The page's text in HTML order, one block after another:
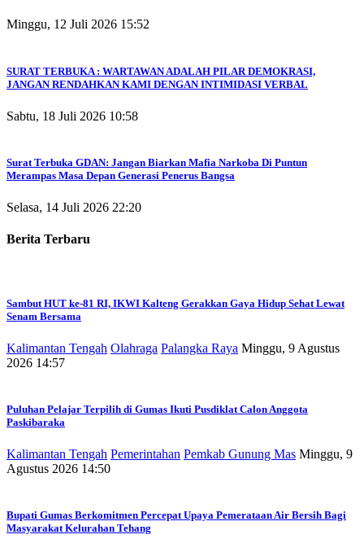
Minggu, 12 Juli 2026 15:52
SURAT TERBUKA : WARTAWAN ADALAH PILAR DEMOKRASI,
JANGAN RENDAHKAN KAMI DENGAN INTIMIDASI VERBAL
Sabtu, 18 Juli 2026 10:58
Surat Terbuka GDAN: Jangan Biarkan Mafia Narkoba Di Puntun
Merampas Masa Depan Generasi Penerus Bangsa
Selasa, 14 Juli 2026 22:20
Berita Terbaru
Sambut HUT ke-81 RI, IKWI Kalteng Gerakkan Gaya Hidup Sehat Lewat
Senam Bersama
Kalimantan Tengah Olahraga Palangka Raya Minggu, 9 Agustus
2026 14:57
Puluhan Pelajar Terpilih di Gumas Ikuti Pusdiklat Calon Anggota
Paskibaraka
Kalimantan Tengah Pemerintahan Pemkab Gunung Mas Minggu, 9
Agustus 2026 14:50
Bupati Gumas Berkomitmen Percepat Upaya Pemerataan Air Bersih Bagi
Masyarakat Kelurahan Tehang